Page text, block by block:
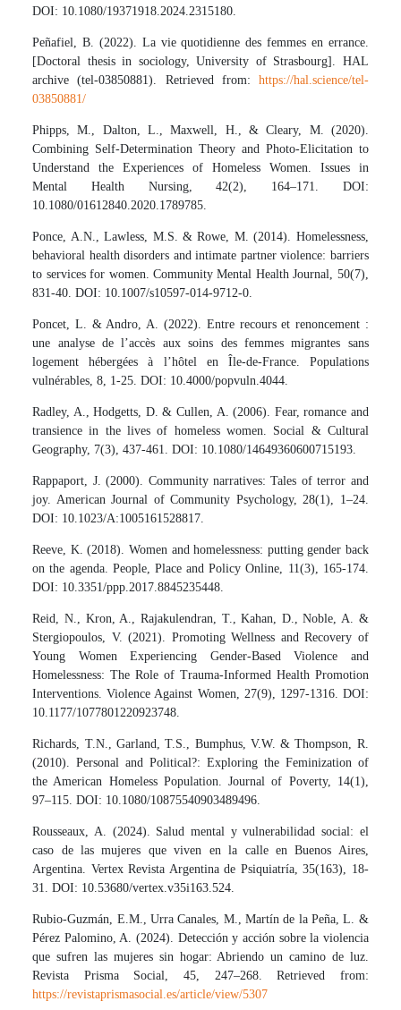
DOI: 10.1080/19371918.2024.2315180.
Peñafiel, B. (2022). La vie quotidienne des femmes en errance.
[Doctoral thesis in sociology, University of Strasbourg]. HAL
archive (tel-03850881). Retrieved from: https://hal.science/tel-
03850881/
Phipps, M., Dalton, L., Maxwell, H., & Cleary, M. (2020).
Combining Self-Determination Theory and Photo-Elicitation to
Understand the Experiences of Homeless Women. Issues in
Mental Health Nursing, 42(2), 164–171. DOI:
10.1080/01612840.2020.1789785.
Ponce, A.N., Lawless, M.S. & Rowe, M. (2014). Homelessness,
behavioral health disorders and intimate partner violence: barriers
to services for women. Community Mental Health Journal, 50(7),
831-40. DOI: 10.1007/s10597-014-9712-0.
Poncet, L. & Andro, A. (2022). Entre recours et renoncement :
une analyse de l’accès aux soins des femmes migrantes sans
logement hébergées à l’hôtel en Île-de-France. Populations
vulnérables, 8, 1-25. DOI: 10.4000/popvuln.4044.
Radley, A., Hodgetts, D. & Cullen, A. (2006). Fear, romance and
transience in the lives of homeless women. Social & Cultural
Geography, 7(3), 437-461. DOI: 10.1080/14649360600715193.
Rappaport, J. (2000). Community narratives: Tales of terror and
joy. American Journal of Community Psychology, 28(1), 1–24.
DOI: 10.1023/A:1005161528817.
Reeve, K. (2018). Women and homelessness: putting gender back
on the agenda. People, Place and Policy Online, 11(3), 165-174.
DOI: 10.3351/ppp.2017.8845235448.
Reid, N., Kron, A., Rajakulendran, T., Kahan, D., Noble, A. &
Stergiopoulos, V. (2021). Promoting Wellness and Recovery of
Young Women Experiencing Gender-Based Violence and
Homelessness: The Role of Trauma-Informed Health Promotion
Interventions. Violence Against Women, 27(9), 1297-1316. DOI:
10.1177/1077801220923748.
Richards, T.N., Garland, T.S., Bumphus, V.W. & Thompson, R.
(2010). Personal and Political?: Exploring the Feminization of
the American Homeless Population. Journal of Poverty, 14(1),
97–115. DOI: 10.1080/10875540903489496.
Rousseaux, A. (2024). Salud mental y vulnerabilidad social: el
caso de las mujeres que viven en la calle en Buenos Aires,
Argentina. Vertex Revista Argentina de Psiquiatría, 35(163), 18-
31. DOI: 10.53680/vertex.v35i163.524.
Rubio-Guzmán, E.M., Urra Canales, M., Martín de la Peña, L. &
Pérez Palomino, A. (2024). Detección y acción sobre la violencia
que sufren las mujeres sin hogar: Abriendo un camino de luz.
Revista Prisma Social, 45, 247–268. Retrieved from:
https://revistaprismasocial.es/article/view/5307